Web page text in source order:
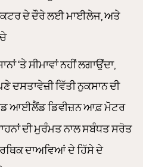
ਦੇ ਦੌਰੇ ਲਈ ਮਾਈਲੇਜ, ਅਤੇ
ਸੀਮਾਵਾਂ ਨਹੀਂ ਲਗਾਉਂਦਾ,
ਦਸਤਾਵੇਜ਼ੀ ਵਿੱਤੀ ਨੁਕਸਾਨ ਦੀ
ਆਈਲੈਂਡ ਡਿਵੀਜ਼ਨ ਆਫ਼ ਮੋਟਰ
ਦੀ ਮੁਰੰਮਤ ਨਾਲ ਸਬੰਧਤ ਸਰੋਤ
ਦਾਅਵਿਆਂ ਦੇ ਹਿੱਸੇ ਦੇ